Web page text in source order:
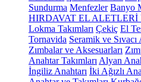
Sundurma Menfezler Banyo
HIRDAVAT EL ALETLERİ
Lokma Takımları Çekiç El
Tornavida Seramik ve
Zımbalar ve Aksesuarları
Anahtar Takımları Alyan
İngiliz Anahtarı İki Ağızlı